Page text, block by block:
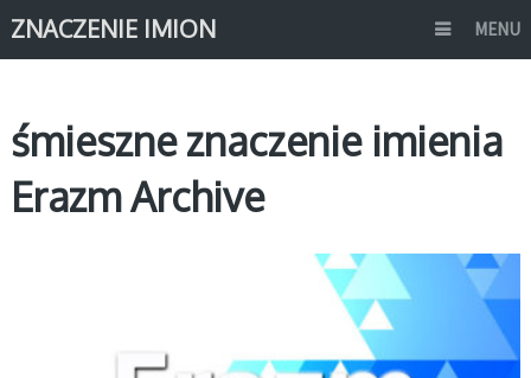
ZNACZENIE IMION MENU
śmieszne znaczenie imienia
Erazm Archive